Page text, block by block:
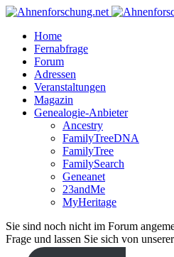
Home
Fernabfrage
Forum
Adressen
Veranstaltungen
Magazin
Genealogie-Anbieter
Ancestry
FamilyTreeDNA
FamilyTree
FamilySearch
Geneanet
23andMe
MyHeritage
Sie sind noch nicht im Forum
Frage und lassen Sie sich von